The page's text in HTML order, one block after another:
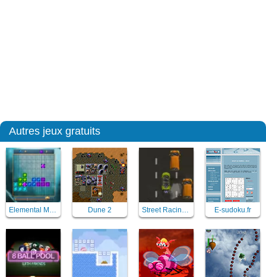
Autres jeux gratuits
Elemental Magic Puzzle Dune 2 Street Racing Mania E-sudoku.fr